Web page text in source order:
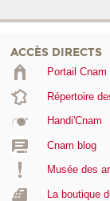
ACCÈS DIRECTS
Portail Cnam
Répertoire
Handi'Cnam
Cnam blog
Musée des
La boutique